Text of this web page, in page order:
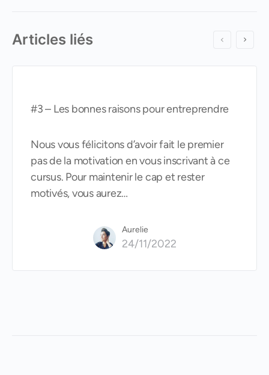
Articles liés
#3 – Les bonnes raisons pour entreprendre
Nous vous félicitons d’avoir fait le premier
pas de la motivation en vous inscrivant à ce
cursus. Pour maintenir le cap et rester
motivés, vous aurez…
Aurelie
24/11/2022